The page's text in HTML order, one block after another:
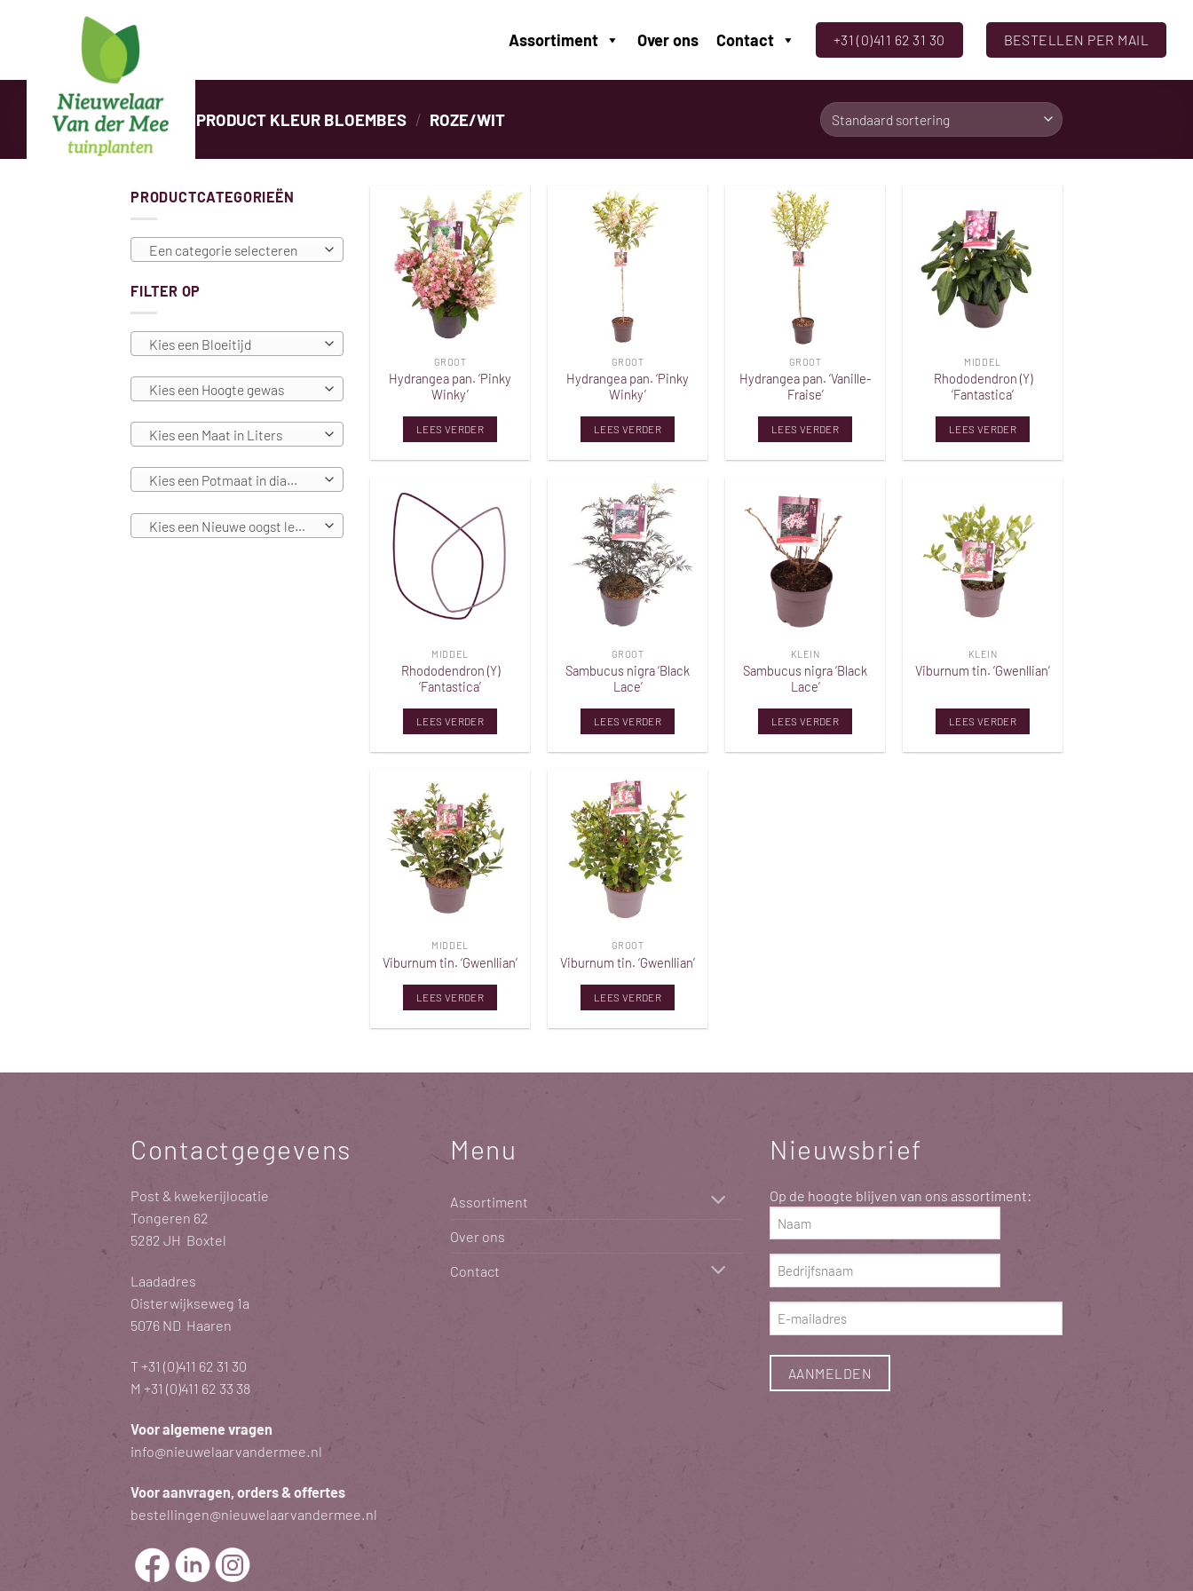
Assortiment Over ons Contact +31 (0)411 62 31 30 BESTELLEN PER MAIL
HOME PRODUCT KLEUR BLOEMBES / ROZE/WIT
PRODUCTCATEGORIEËN
Een categorie selecteren
FILTER OP
Kies een Bloeitijd
Kies een Hoogte gewas
Kies een Maat in Liters
Kies een Potmaat in diameters
Kies een Nieuwe oogst leverbaar vanaf
Toevoegen
aan
verlanglijst
GROOT
Hydrangea pan. ‘Pinky
Winky’
LEES VERDER
GROOT
Hydrangea pan. ‘Pinky
Winky’
LEES VERDER
GROOT
Hydrangea pan. ‘Vanille-
Fraise’
LEES VERDER
Toevoegen
aan
verlanglijst
MIDDEL
Rhododendron (Y)
‘Fantastica’
LEES VERDER
Toevoegen
verlanglijst
MIDDEL
Rhododendron (Y)
‘Fantastica’
LEES VERDER
Toevoegen
aan
verlanglijst
GROOT
Sambucus nigra ‘Black
Lace’
LEES VERDER
Toevoegen
verlanglijst
KLEIN
Sambucus nigra ‘Black
Lace’
LEES VERDER
Toevoegen
aan
verlanglijst
KLEIN
Viburnum tin. ‘Gwenllian’
LEES VERDER
Toevoegen
aan
verlanglijst
MIDDEL
Viburnum tin. ‘Gwenllian’
LEES VERDER
Toevoegen
aan
verlanglijst
GROOT
Viburnum tin. ‘Gwenllian’
LEES VERDER
Contactgegevens
Post & kwekerijlocatie
Tongeren 62
5282 JH Boxtel
Laadadres
Oisterwijkseweg 1a
5076 ND Haaren
T+31 (0)411 62 31 30
M +31 (0)411 62 33 38
Voor algemene vragen
info@nieuwelaarvandermee.nl
Voor aanvragen, orders & offertes
bestellingen@nieuwelaarvandermee.nl
Menu
Assortiment
Over ons
Contact
Nieuwsbrief
Op de hoogte blijven van ons assortiment:
Naam
(Vereist)
Bedrijfsnaam
(Vereist)
E-
mailadres
(Vereist)